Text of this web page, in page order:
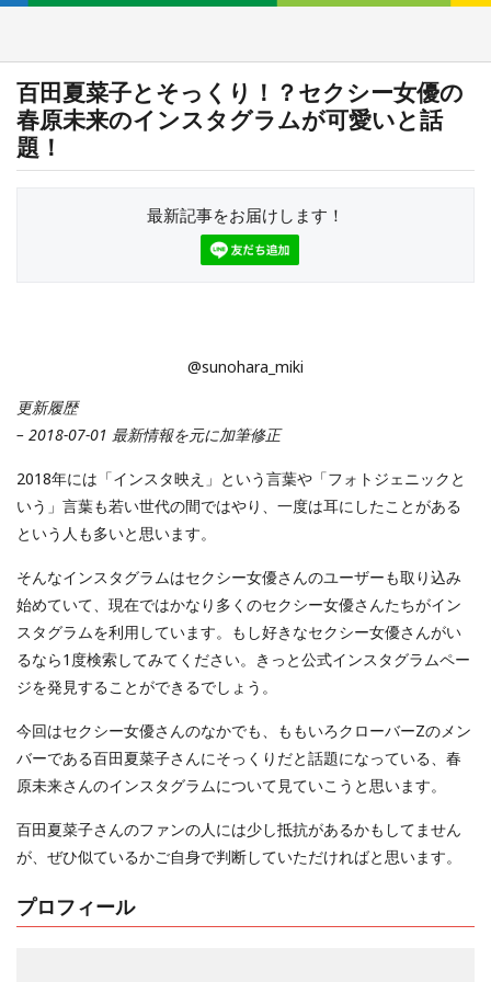
百田夏菜子とそっくり！？セクシー女優の
春原未来のインスタグラムが可愛いと話
題！
最新記事をお届けします！
@sunohara_miki
更新履歴
– 2018-07-01 最新情報を元に加筆修正
2018年には「インスタ映え」という言葉や「フォトジェニックと
いう」言葉も若い世代の間ではやり、一度は耳にしたことがある
という人も多いと思います。
そんなインスタグラムはセクシー女優さんのユーザーも取り込み
始めていて、現在ではかなり多くのセクシー女優さんたちがイン
スタグラムを利用しています。もし好きなセクシー女優さんがい
るなら1度検索してみてください。きっと公式インスタグラムペー
ジを発見することができるでしょう。
今回はセクシー女優さんのなかでも、ももいろクローバーZのメン
バーである百田夏菜子さんにそっくりだと話題になっている、春
原未来さんのインスタグラムについて見ていこうと思います。
百田夏菜子さんのファンの人には少し抵抗があるかもしてません
が、ぜひ似ているかご自身で判断していただければと思います。
プロフィール